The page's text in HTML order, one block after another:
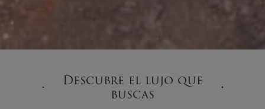
Descubre el lujo que
buscas